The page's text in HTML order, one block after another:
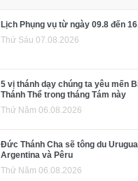
Lịch Phụng vụ từ ngày 09.8 đến
Thứ Sáu 07.08.2026
5 vị thánh dạy chúng ta yêu mến
Thánh Thể trong tháng Tám này
Thứ Năm 06.08.2026
Đức Thánh Cha sẽ tông du
Argentina và Pêru
Thứ Năm 06.08.2026